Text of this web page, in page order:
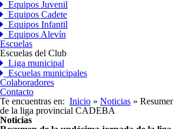
Equipos Juvenil
Equipos Cadete
Equipos Infantil
Equipos Alevín
Escuelas
Escuelas del Club
Liga municipal
Escuelas municipales
Colaboradores
Contacto
Te encuentras en: Inicio » Noticias »
de la liga provincial CADEBA
Noticias